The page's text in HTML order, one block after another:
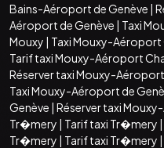
Bains-Aéroport de Genève |
Aéroport de Genève | Taxi
Mouxy | Taxi Mouxy-Aéroport
Tarif taxi Mouxy-Aéroport
Réserver taxi Mouxy-
Taxi Mouxy-Aéroport de
Genève | Réserver taxi
Tr�mery | Tarif taxi Tr�mery |
Tr�mery | Tarif taxi Tr�mery |